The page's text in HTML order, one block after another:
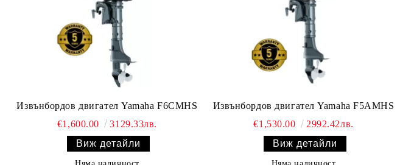
Извънбордов двигател Yamaha F6CMHS
€1,600.00
3129.33лв.
Виж детайли
Няма наличност
Извънбордов двигател Yamaha F5AMHS
€1,530.00
2992.42лв.
Виж детайли
Няма наличност